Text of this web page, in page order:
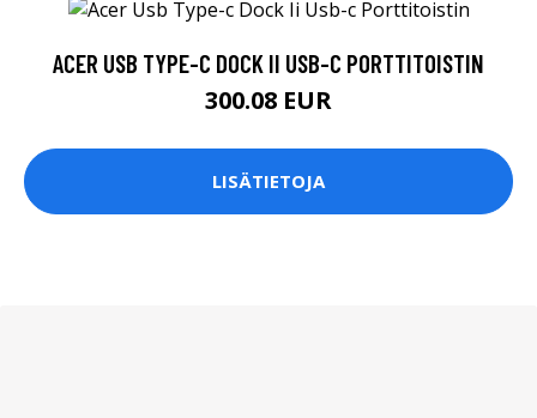
ACER USB TYPE-C DOCK II USB-C PORTTITOISTIN
300.08 EUR
LISÄTIETOJA